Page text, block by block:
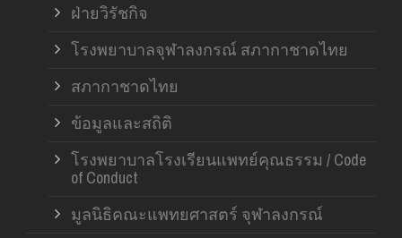
ฝ่ายวิรัชกิจ
โรงพยาบาลจุฬาลงกรณ์ สภากาชาดไทย
สภากาชาดไทย
ข้อมูลและสถิติ
โรงพยาบาลโรงเรียนแพทย์คุณธรรม / Code
of Conduct
มูลนิธิคณะแพทยศาสตร์ จุฬาลงกรณ์